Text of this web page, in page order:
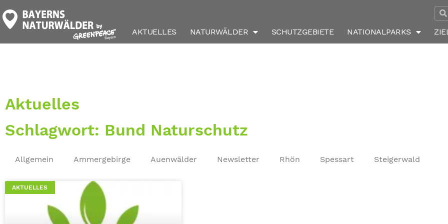
AKTUELLES NATURWÄLDER SCHUTZGEBIETE NATIONALPARKS
Aktuelles
Schlagwort: Bund Naturschutz
Allgemein Ammergebirge Auenwälder Newsletter Rhön Spessart Steigerwald
AKTUELLES